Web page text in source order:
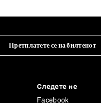
Претплатете се на билтенот
Следете не
Facebook